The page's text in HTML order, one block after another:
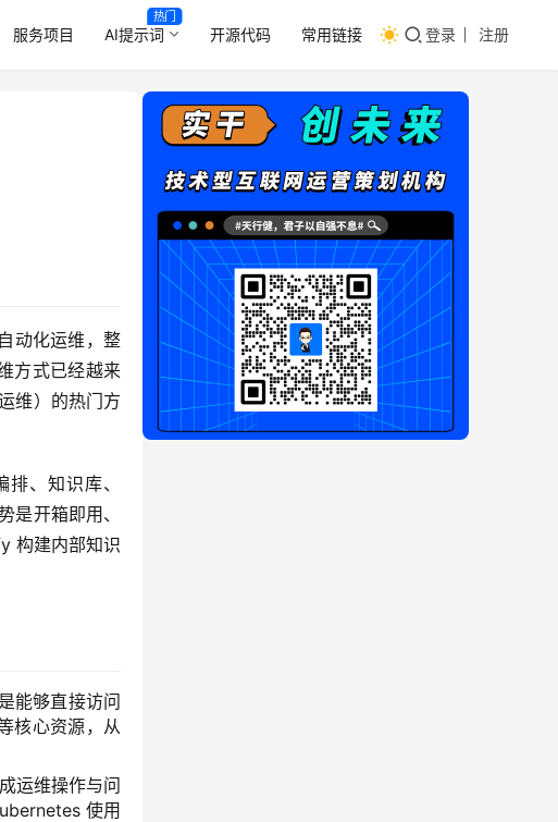
服务项目 AI提示词
热门
开源代码 常用链接 登录 注册
动化运维，整
方式已经越来
维）的热门方
、知识库、
开箱即用、
构建内部知识
能够直接访问
核心资源，从
运维操作与问
使用